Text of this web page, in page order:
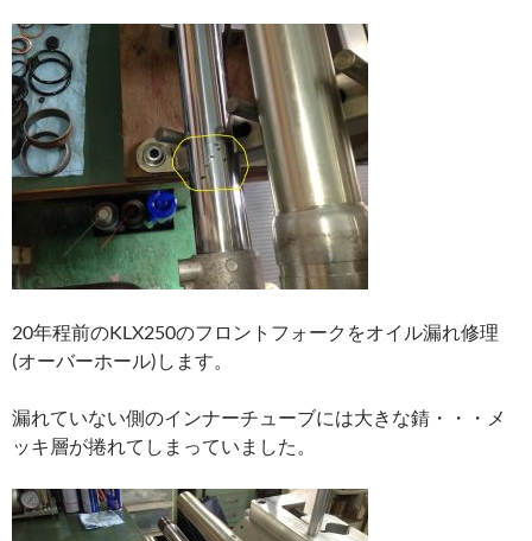
20年程前のKLX250のフロントフォークをオイル漏れ修理
(オーバーホール)します。
漏れていない側のインナーチューブには大きな錆・・・メ
ッキ層が捲れてしまっていました。